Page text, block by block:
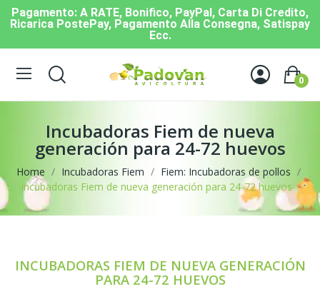
Pagamento: A RATE, Bonifico, PayPal, Carta Di Credito,
Ricarica PostePay, Pagamento Alla Consegna, Satispay
Ecc.
0
Incubadoras Fiem de nueva
generación para 24-72 huevos
Home Incubadoras Fiem
Fiem: Incubadoras de pollos
Incubadoras Fiem de nueva generación para 24-72 huevos
INCUBADORAS FIEM DE NUEVA GENERACIÓN
PARA 24-72 HUEVOS